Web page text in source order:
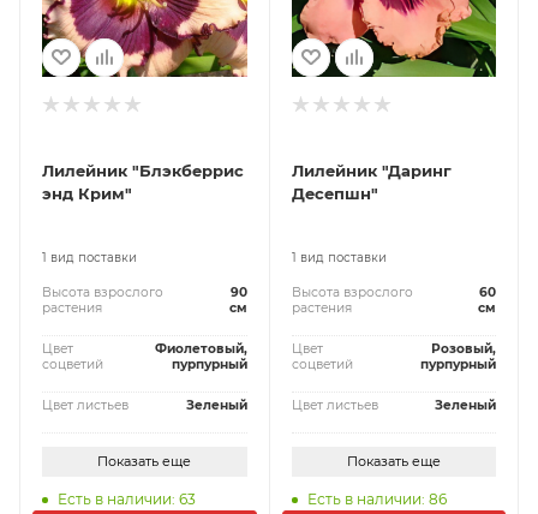
Лилейник "Блэкберрис
энд Крим"
1 вид поставки
Высота взрослого
растения
90
см
Цвет
соцветий
Фиолетовый,
пурпурный
Цвет листьев Зеленый
Показать еще
Есть в наличии: 63
Лилейник "Даринг
Десепшн"
1 вид поставки
Высота взрослого
растения
60
см
Цвет
соцветий
Розовый,
пурпурный
Цвет листьев Зеленый
Показать еще
Есть в наличии: 86